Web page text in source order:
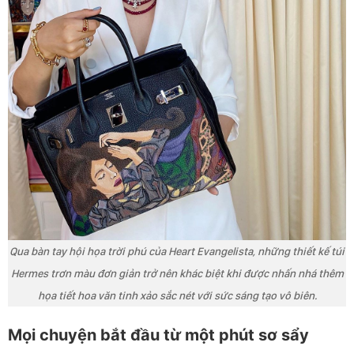
Qua bàn tay hội họa trời phú của Heart Evangelista, những thiết kế túi
Hermes trơn màu đơn giản trở nên khác biệt khi được nhấn nhá thêm
họa tiết hoa văn tinh xảo sắc nét với sức sáng tạo vô biên.
Mọi chuyện bắt đầu từ một phút sơ sẩy